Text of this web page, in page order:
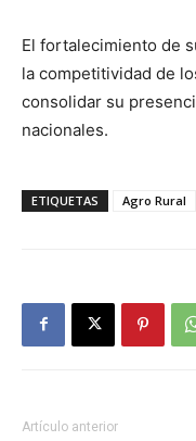
El fortalecimiento de
la competitividad de
consolidar su
nacionales.
ETIQUETAS Agro Rural
Artículo anterior